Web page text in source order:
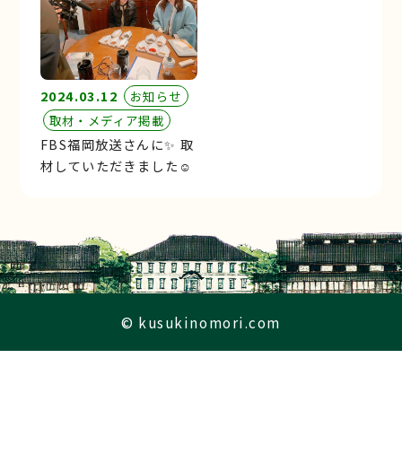
2024.03.12
お知らせ
取材・メディア掲載
FBS福岡放送さんに✨ 取
材していただきました☺︎
© kusukinomori.com